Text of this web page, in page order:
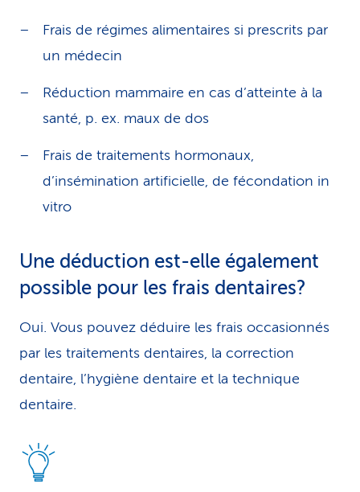
Frais de régimes alimentaires si prescrits par
un médecin
Réduction mammaire en cas d’atteinte à la
santé, p. ex. maux de dos
Frais de traitements hormonaux,
d’insémination artificielle, de fécondation in
vitro
Une déduction est-elle éga­le­ment
possible pour les frais dentaires?
Oui. Vous pouvez déduire les frais occasionnés
par les traitements dentaires, la correction
dentaire, l’hygiène dentaire et la technique
dentaire.